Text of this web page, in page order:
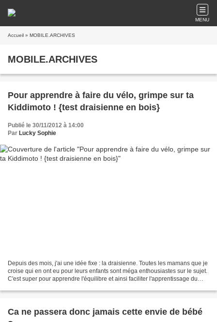
MENU
Accueil » MOBILE.ARCHIVES
MOBILE.ARCHIVES
Pour apprendre à faire du vélo, grimpe sur ta
Kiddimoto ! {test draisienne en bois}
Publié le 30/11/2012 à 14:00
Par Lucky Sophie
Depuis des mois, j'ai une idée fixe : la draisienne. Toutes les mamans que je
croise qui en ont eu pour leurs enfants sont méga enthousiastes sur le sujet.
C'est super pour apprendre l'équilibre et ainsi faciliter l'apprentissage du
Ca ne passera donc jamais cette envie de bébé